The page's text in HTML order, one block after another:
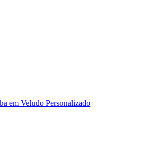
em Veludo Personalizado